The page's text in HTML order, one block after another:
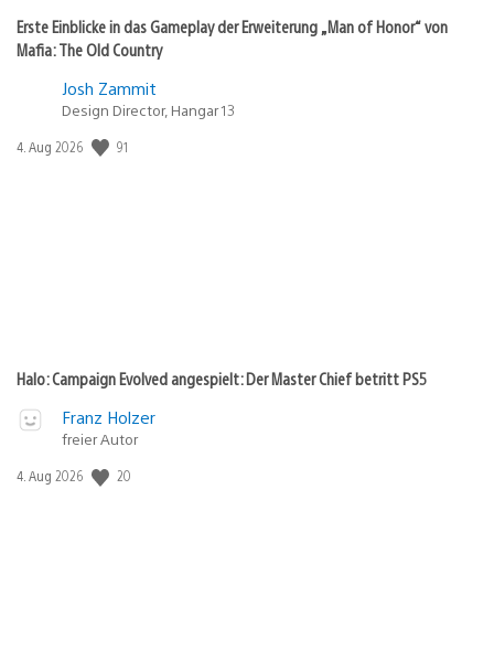
Erste Einblicke in das Gameplay der Erweiterung „Man of Honor“ von
Mafia: The Old Country
Josh Zammit
Design Director, Hangar 13
Veröffentlichungsdatum:
4. Aug 2026 91
Halo: Campaign Evolved angespielt: Der Master Chief betritt PS5
Franz Holzer
freier Autor
Veröffentlichungsdatum:
4. Aug 2026 20